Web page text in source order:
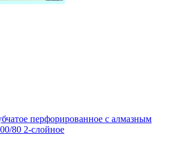
перфорированное с алмазным
80 2-слойное